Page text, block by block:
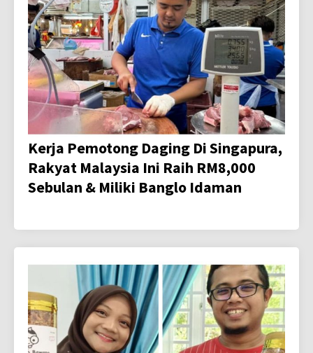
Kerja Pemotong Daging Di Singapura,
Rakyat Malaysia Ini Raih RM8,000
Sebulan & Miliki Banglo Idaman